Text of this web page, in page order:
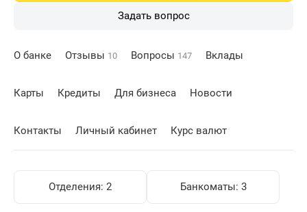
Задать вопрос
О банке Отзывы 10 Вопросы 147 Вклады
Карты Кредиты Для бизнеса Новости
Контакты Личный кабинет Курс валют
Отделения: 2 Банкоматы: 3